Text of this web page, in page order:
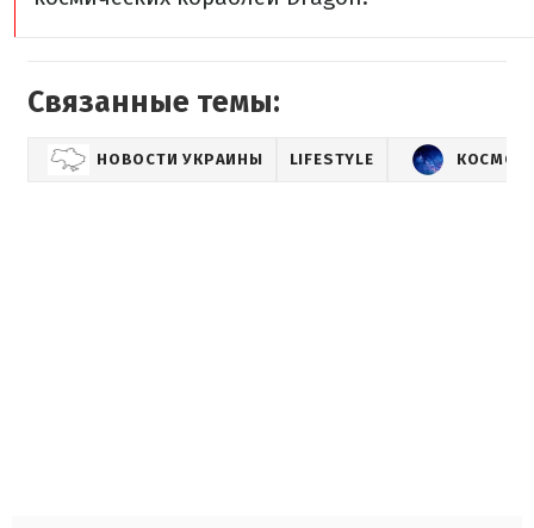
Связанные темы:
НОВОСТИ УКРАИНЫ LIFESTYLE КОСМОС